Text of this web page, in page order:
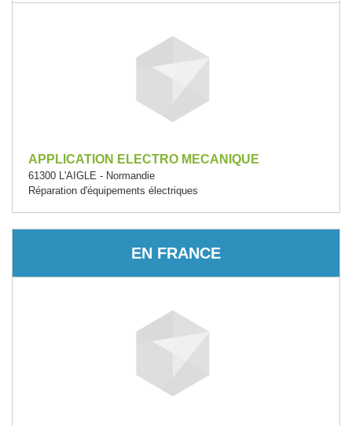
APPLICATION ELECTRO MECANIQUE
61300 L'AIGLE - Normandie
Réparation d'équipements électriques
EN FRANCE